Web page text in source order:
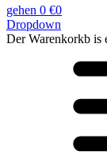
gehen 0 €0
Dropdown
Der Warenkorkb is